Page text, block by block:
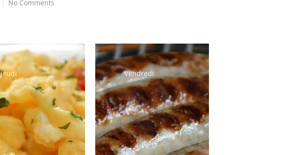
No Comments
Jeudi
Salade de pâtes
Œufs brouillés à
la tomate
Julienne de
légumes
Vendredi
Salade de
haricots verts
Chipolatas
Lentilles aux
carottes et
lardons